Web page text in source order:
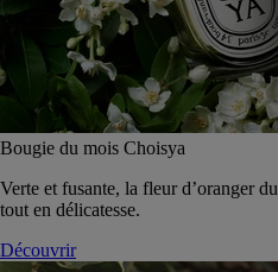
Bougie du mois Choisya
Verte et fusante, la fleur d’oranger
tout en délicatesse.
Découvrir